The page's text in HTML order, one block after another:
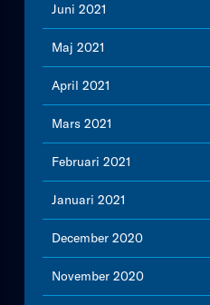
Juni 2021
Maj 2021
April 2021
Mars 2021
Februari 2021
Januari 2021
December 2020
November 2020